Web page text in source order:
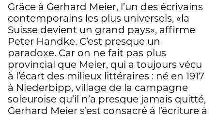
Grâce à Gerhard Meier, l’un des écrivains
contemporains les plus universels, «la
Suisse devient un grand pays», affirme
Peter Handke. C’est presque un
paradoxe. Car on ne fait pas plus
provincial que Meier, qui a toujours vécu
à l’écart des milieux littéraires : né en 1917
à Niederbipp, village de la campagne
soleuroise qu’il n’a presque jamais quitté,
Gerhard Meier s’est consacré à l’écriture à